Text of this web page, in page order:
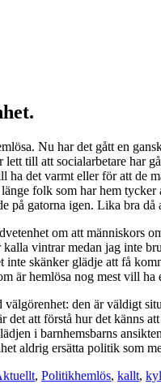
Nu har det gått en
lett till att socialarbetare har
ha det varmt eller för att de
folk som har hem
på gatorna igen. Lika bra
om att människors
vintrar medan jag inte
inte skänker glädje att få
är hemlösa nog mest vill
den är väldigt
det att förstå hur det känns
i barnhemsbarns
aldrig ersätta politik som
, PolitikTaggar
hemlös, kallt,